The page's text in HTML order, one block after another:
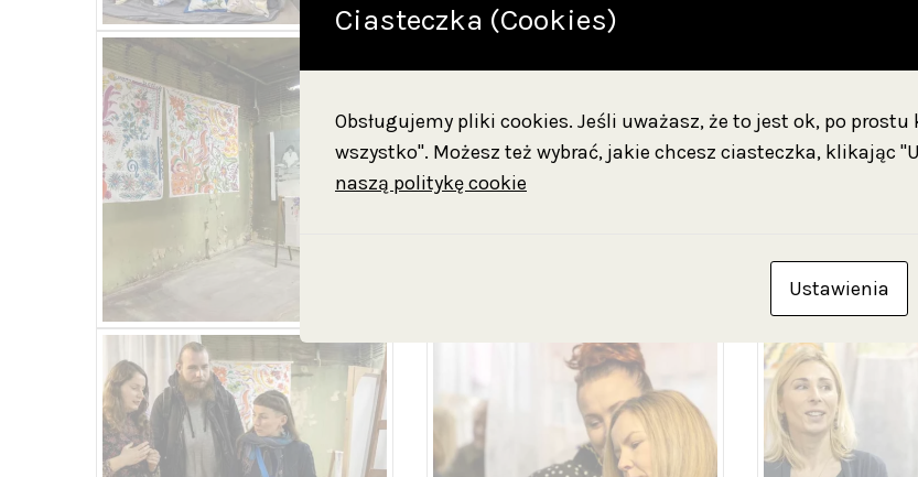
Ciasteczka (Cookies)
Obsługujemy pliki cookies. Jeśli uważasz, że to jest ok, po
wszystko". Możesz też wybrać, jakie chcesz ciasteczka, klikając
naszą politykę cookie
Ustawienia